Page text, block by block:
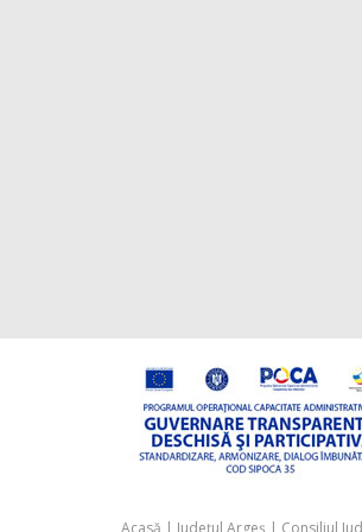
Acasă | Județul Argeș | Consiliul